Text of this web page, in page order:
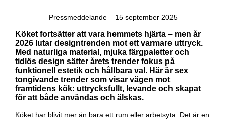
Pressmeddelande – 15 september 2025
Köket fortsätter att vara hemmets hjärta – men år
2026 lutar designtrenden mot ett varmare uttryck.
Med naturliga material, mjuka färgpaletter och
tidlös design sätter årets trender fokus på
funktionell estetik och hållbara val. Här är sex
tongivande trender som visar vägen mot
framtidens kök: uttrycksfullt, levande och skapat
för att både användas och älskas.
Köket har blivit mer än bara ett rum eller arbetsyta. Det är en